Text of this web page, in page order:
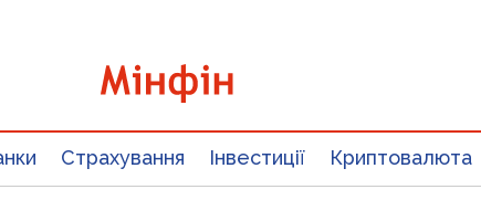
Страхування Інвестиції Криптовалюта